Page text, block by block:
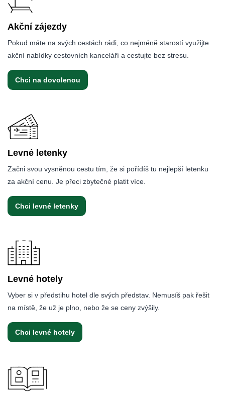
Akční zájezdy
Pokud máte na svých cestách rádi, co nejméně starostí využijte
akční nabídky cestovních kanceláří a cestujte bez stresu.
Chci na dovolenou
Levné letenky
Začni svou vysněnou cestu tím, že si pořídíš tu nejlepší letenku
za akční cenu. Je přeci zbytečné platit více.
Chci levné letenky
Levné hotely
Vyber si v předstihu hotel dle svých představ. Nemusíš pak řešit
na místě, že už je plno, nebo že se ceny zvýšily.
Chci levné hotely